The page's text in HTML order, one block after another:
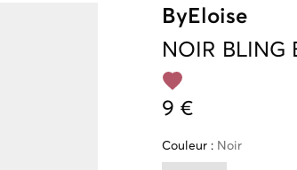
ByEloise
NOIR BLING
9 €
Couleur : Noir